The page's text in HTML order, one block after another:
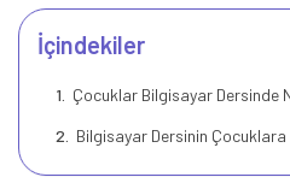
İçindekiler
Çocuklar Bilgisayar Dersinde
Bilgisayar Dersinin Çocuklara